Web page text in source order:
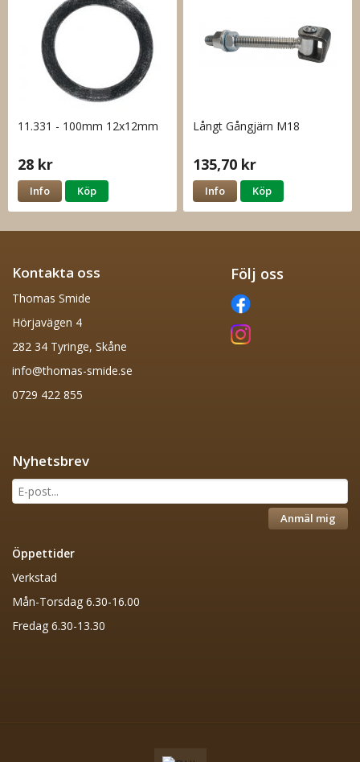
11.331 - 100mm 12x12mm
28 kr
Info Köp
Långt Gångjärn M18
135,70 kr
Info Köp
Kontakta oss
Thomas Smide
Hörjavägen 4
282 34 Tyringe, Skåne
info@thomas-smide.se
0729 422 855
Följ oss
Nyhetsbrev
Anmäl mig
Öppettider
Verkstad
Mån-Torsdag 6.30-16.00
Fredag 6.30-13.30